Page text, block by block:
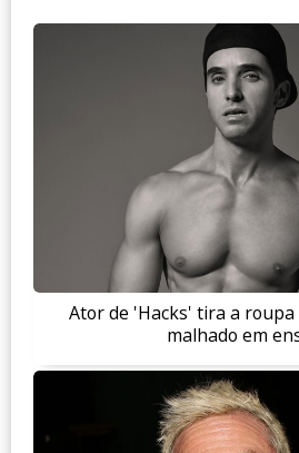
Ator de 'Hacks' tira a
malhado em